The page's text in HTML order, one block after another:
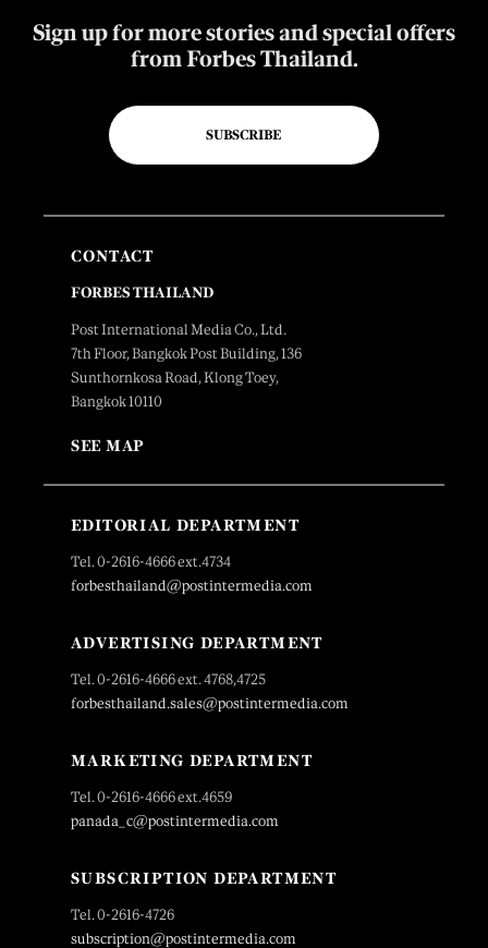
Sign up for more stories and special offers
from Forbes Thailand.
SUBSCRIBE
CONTACT
FORBES THAILAND
Post International Media Co., Ltd.
7th Floor, Bangkok Post Building, 136
Sunthornkosa Road, Klong Toey,
Bangkok 10110
SEE MAP
EDITORIAL DEPARTMENT
Tel. 0-2616-4666 ext.4734
forbesthailand@postintermedia.com
ADVERTISING DEPARTMENT
Tel. 0-2616-4666 ext. 4768,4725
forbesthailand.sales@postintermedia.com
MARKETING DEPARTMENT
Tel. 0-2616-4666 ext.4659
panada_c@postintermedia.com
SUBSCRIPTION DEPARTMENT
Tel. 0-2616-4726
subscription@postintermedia.com